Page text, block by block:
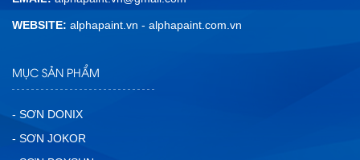
WEBSITE: alphapaint.vn - alphapaint.com.vn
MỤC SẢN PHẨM
- SƠN DONIX
- SƠN JOKOR